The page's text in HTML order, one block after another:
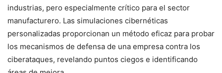
industrias, pero especialmente crítico para el sector
manufacturero. Las simulaciones cibernéticas
personalizadas proporcionan un método eficaz para probar
los mecanismos de defensa de una empresa contra los
ciberataques, revelando puntos ciegos e identificando